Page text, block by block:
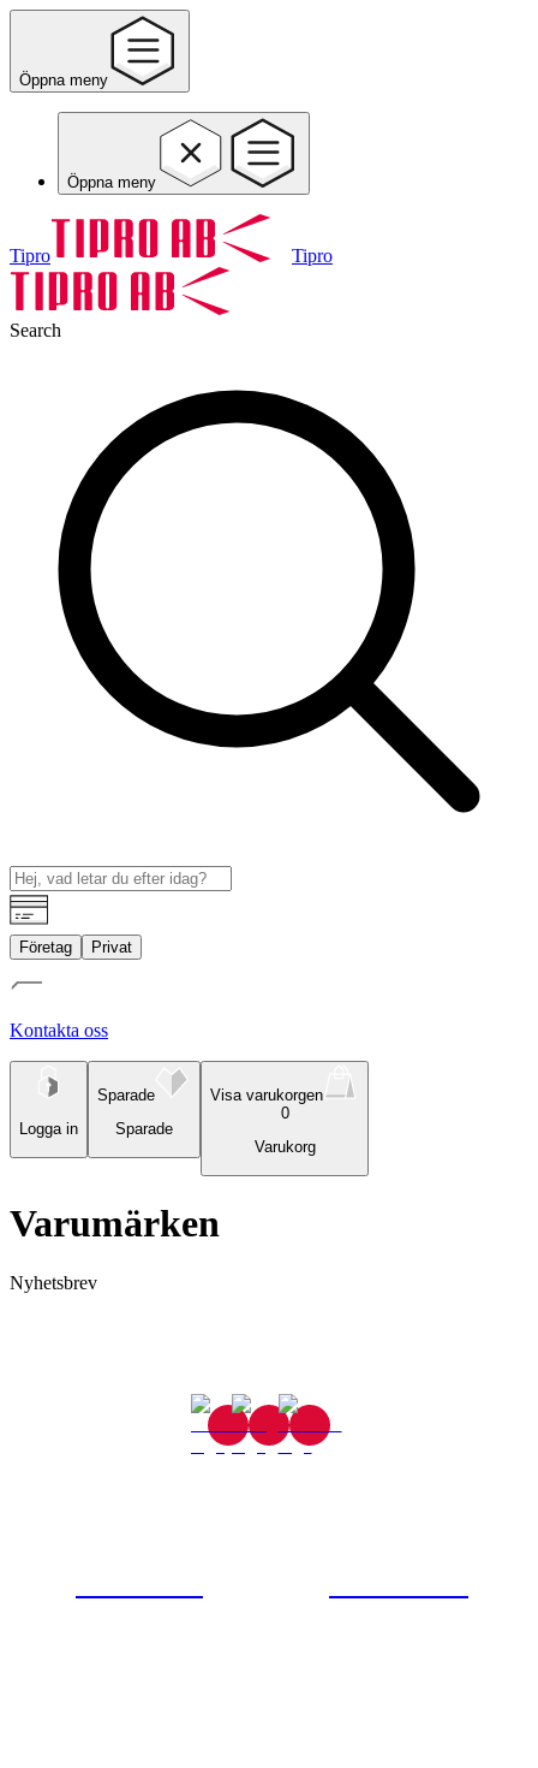
Öppna meny
Öppna meny
Tipro Tipro
Search
Företag Privat
Kontakta oss
Logga in
Sparade
Sparade
Visa varukorgen
0
Varukorg
Varumärken
Nyhetsbrev